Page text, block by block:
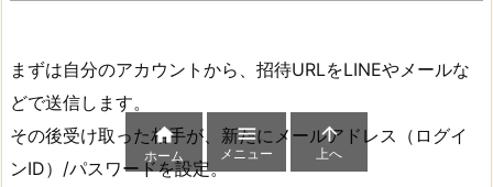
まずは自分のアカウントから、招待URLをLINEやメールな
どで送信します。
その後受け取った相手が、新たにメールアドレス（ログイ
ンID）/パスワードを設定。

ホーム

メニュー

上へ